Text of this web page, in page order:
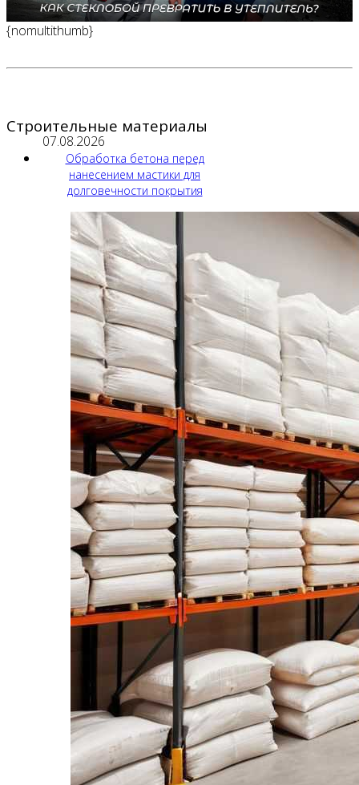
{nomultithumb}
Строительные материалы
07.08.2026
Обработка бетона перед
нанесением мастики для
долговечности покрытия